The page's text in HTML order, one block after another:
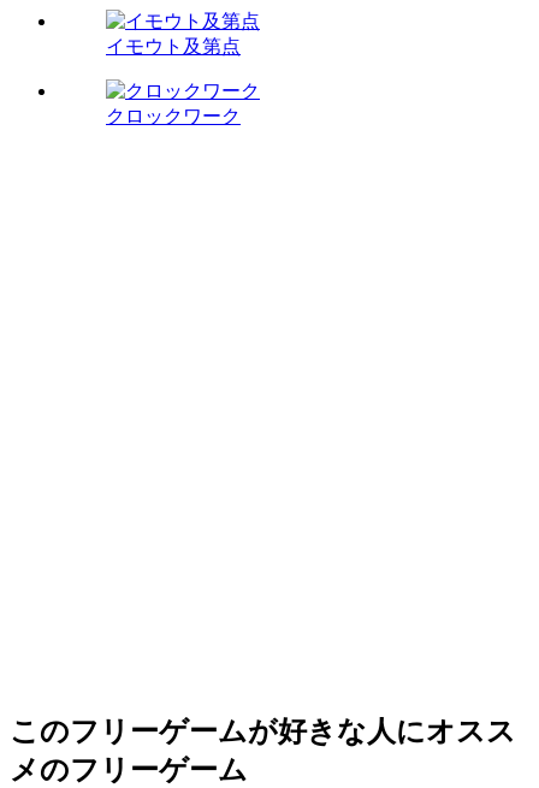
イモウト及第点
クロックワーク
このフリーゲームが好きな人にオスス
メのフリーゲーム